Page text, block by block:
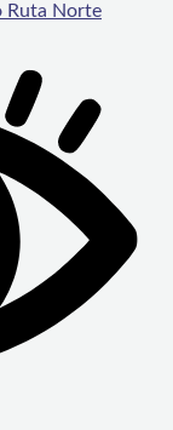
Ruta Norte